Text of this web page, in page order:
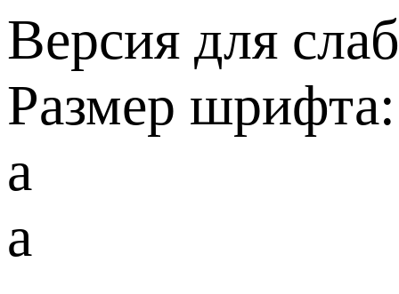
Версия для
Размер шрифта:
a
a